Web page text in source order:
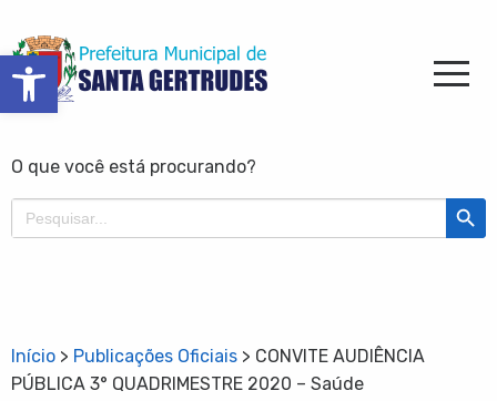
Barra de Ferramentas Aberta
O que você está procurando?
Search
for:
Search
Início > Publicações Oficiais > CONVITE AUDIÊNCIA
PÚBLICA 3° QUADRIMESTRE 2020 – Saúde